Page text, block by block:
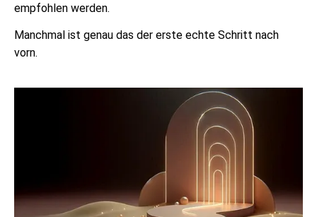
empfohlen werden.
Manchmal ist genau das der erste echte Schritt nach
vorn.